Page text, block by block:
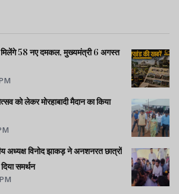
58 नए दमकल, मुख्यमंत्री 6 अगस्त
को लेकर मोरहाबादी मैदान का किया
अध्यक्ष विनोद झाकड़ ने अनशनरत छात्रों
समर्थन